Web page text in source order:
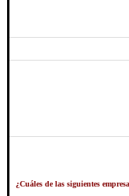
¿Cuáles de las siguientes